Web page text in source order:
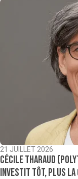
21 JUILLET 2026
Cécile Tharaud
investit tôt, plus la